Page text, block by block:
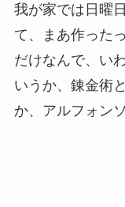
我が家では日曜
て、まあ作った
だけなんで、い
いうか、錬金術
か、アルフォン